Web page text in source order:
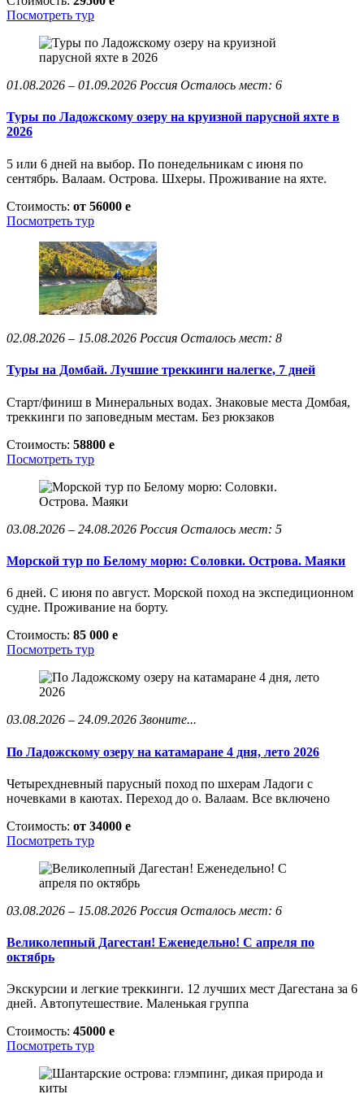
Посмотреть тур
01.08.2026 – 01.09.2026 Россия Осталось мест: 6
Туры по Ладожскому озеру на круизной парусной яхте в
2026
5 или 6 дней на выбор. По понедельникам с июня по
сентябрь. Валаам. Острова. Шхеры. Проживание на яхте.
Стоимость: от 56000 e
Посмотреть тур
02.08.2026 – 15.08.2026 Россия Осталось мест: 8
Туры на Домбай. Лучшие треккинги налегке, 7 дней
Старт/финиш в Минеральных водах. Знаковые места Домбая,
треккинги по заповедным местам. Без рюкзаков
Стоимость: 58800 e
Посмотреть тур
03.08.2026 – 24.08.2026 Россия Осталось мест: 5
Морской тур по Белому морю: Соловки. Острова. Маяки
6 дней. С июня по август. Морской поход на экспедиционном
судне. Проживание на борту.
Стоимость: 85 000 e
Посмотреть тур
03.08.2026 – 24.09.2026 Звоните...
По Ладожскому озеру на катамаране 4 дня, лето 2026
Четырехдневный парусный поход по шхерам Ладоги с
ночевками в каютах. Переход до о. Валаам. Все включено
Стоимость: от 34000 e
Посмотреть тур
03.08.2026 – 15.08.2026 Россия Осталось мест: 6
Великолепный Дагестан! Еженедельно! С апреля по
октябрь
Экскурсии и легкие треккинги. 12 лучших мест Дагестана за 6
дней. Автопутешествие. Маленькая группа
Стоимость: 45000 e
Посмотреть тур